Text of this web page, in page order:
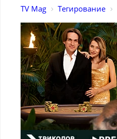
TV Mag Тегирование